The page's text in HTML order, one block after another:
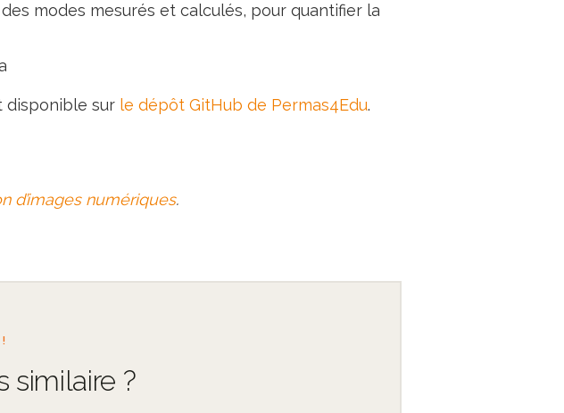
modes mesurés et calculés, pour quantifier la
disponible sur le dépôt GitHub de Permas4Edu.
d’images numériques.
similaire ?